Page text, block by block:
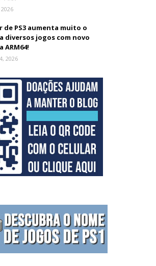
de PS3 aumenta muito o
diversos jogos com novo
ARM64!
2026